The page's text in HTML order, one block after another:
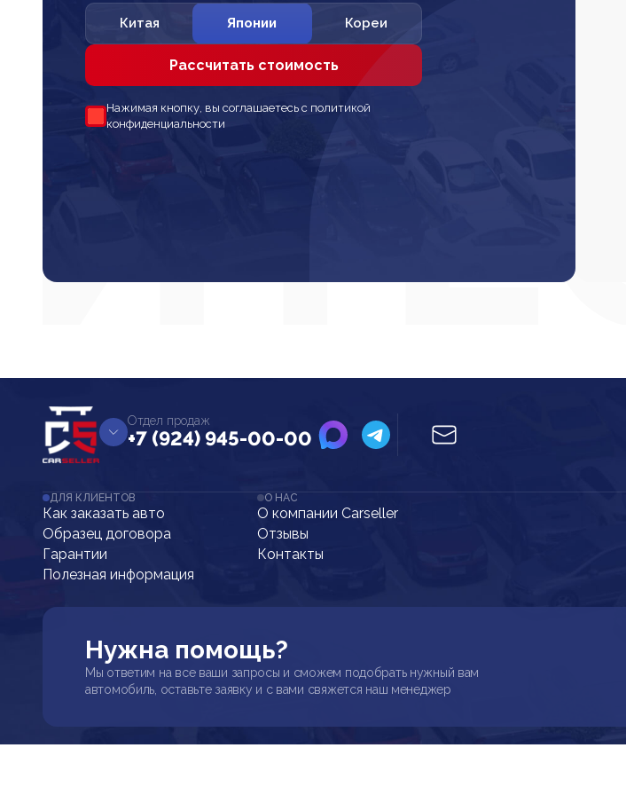
Китая Японии Кореи
Рассчитать стоимость
Нажимая кнопку, вы соглашаетесь с политикой
конфиденциальности
Отдел продаж
+7 (924) 945-00-00
ДЛЯ КЛИЕНТОВ
Как заказать авто
Образец договора
Гарантии
Полезная информация
О НАС
О компании Carseller
Отзывы
Контакты
Нужна помощь?
Мы ответим на все ваши запросы и сможем подобрать нужный вам
автомобиль, оставьте заявку и с вами свяжется наш менеджер